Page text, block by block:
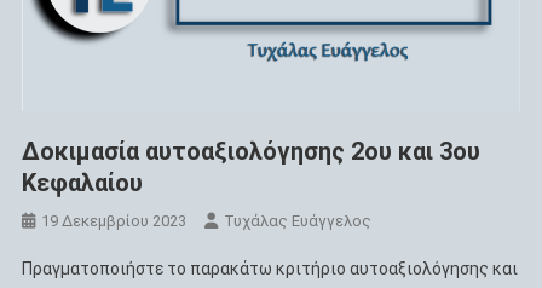
Δοκιμασία αυτοαξιολόγησης 2ου και 3ου
Κεφαλαίου
19 Δεκεμβρίου 2023 Τυχάλας Ευάγγελος
Πραγματοποιήστε το παρακάτω κριτήριο αυτοαξιολόγησης και